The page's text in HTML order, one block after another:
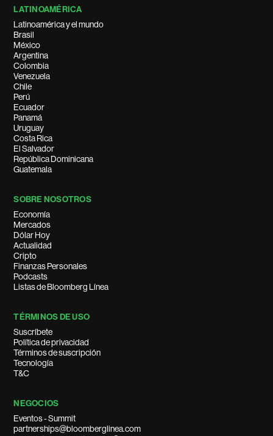
LATINOAMÉRICA
Latinoamérica y el mundo
Brasil
México
Argentina
Colombia
Venezuela
Chile
Perú
Ecuador
Panamá
Uruguay
Costa Rica
El Salvador
República Dominicana
Guatemala
SOBRE NOSOTROS
Economía
Mercados
Dólar Hoy
Actualidad
Cripto
Finanzas Personales
Podcasts
Listas de Bloomberg Línea
TÉRMINOS DE USO
Suscríbete
Política de privacidad
Términos de suscripción
Tecnología
T&C
NEGOCIOS
Eventos - Summit
partnerships@bloomberglinea.com